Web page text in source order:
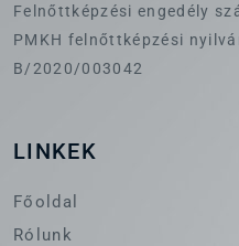
Felnőttképzési engedély
PMKH felnőttképzési
B/2020/003042
LINKEK
Főoldal
Rólunk